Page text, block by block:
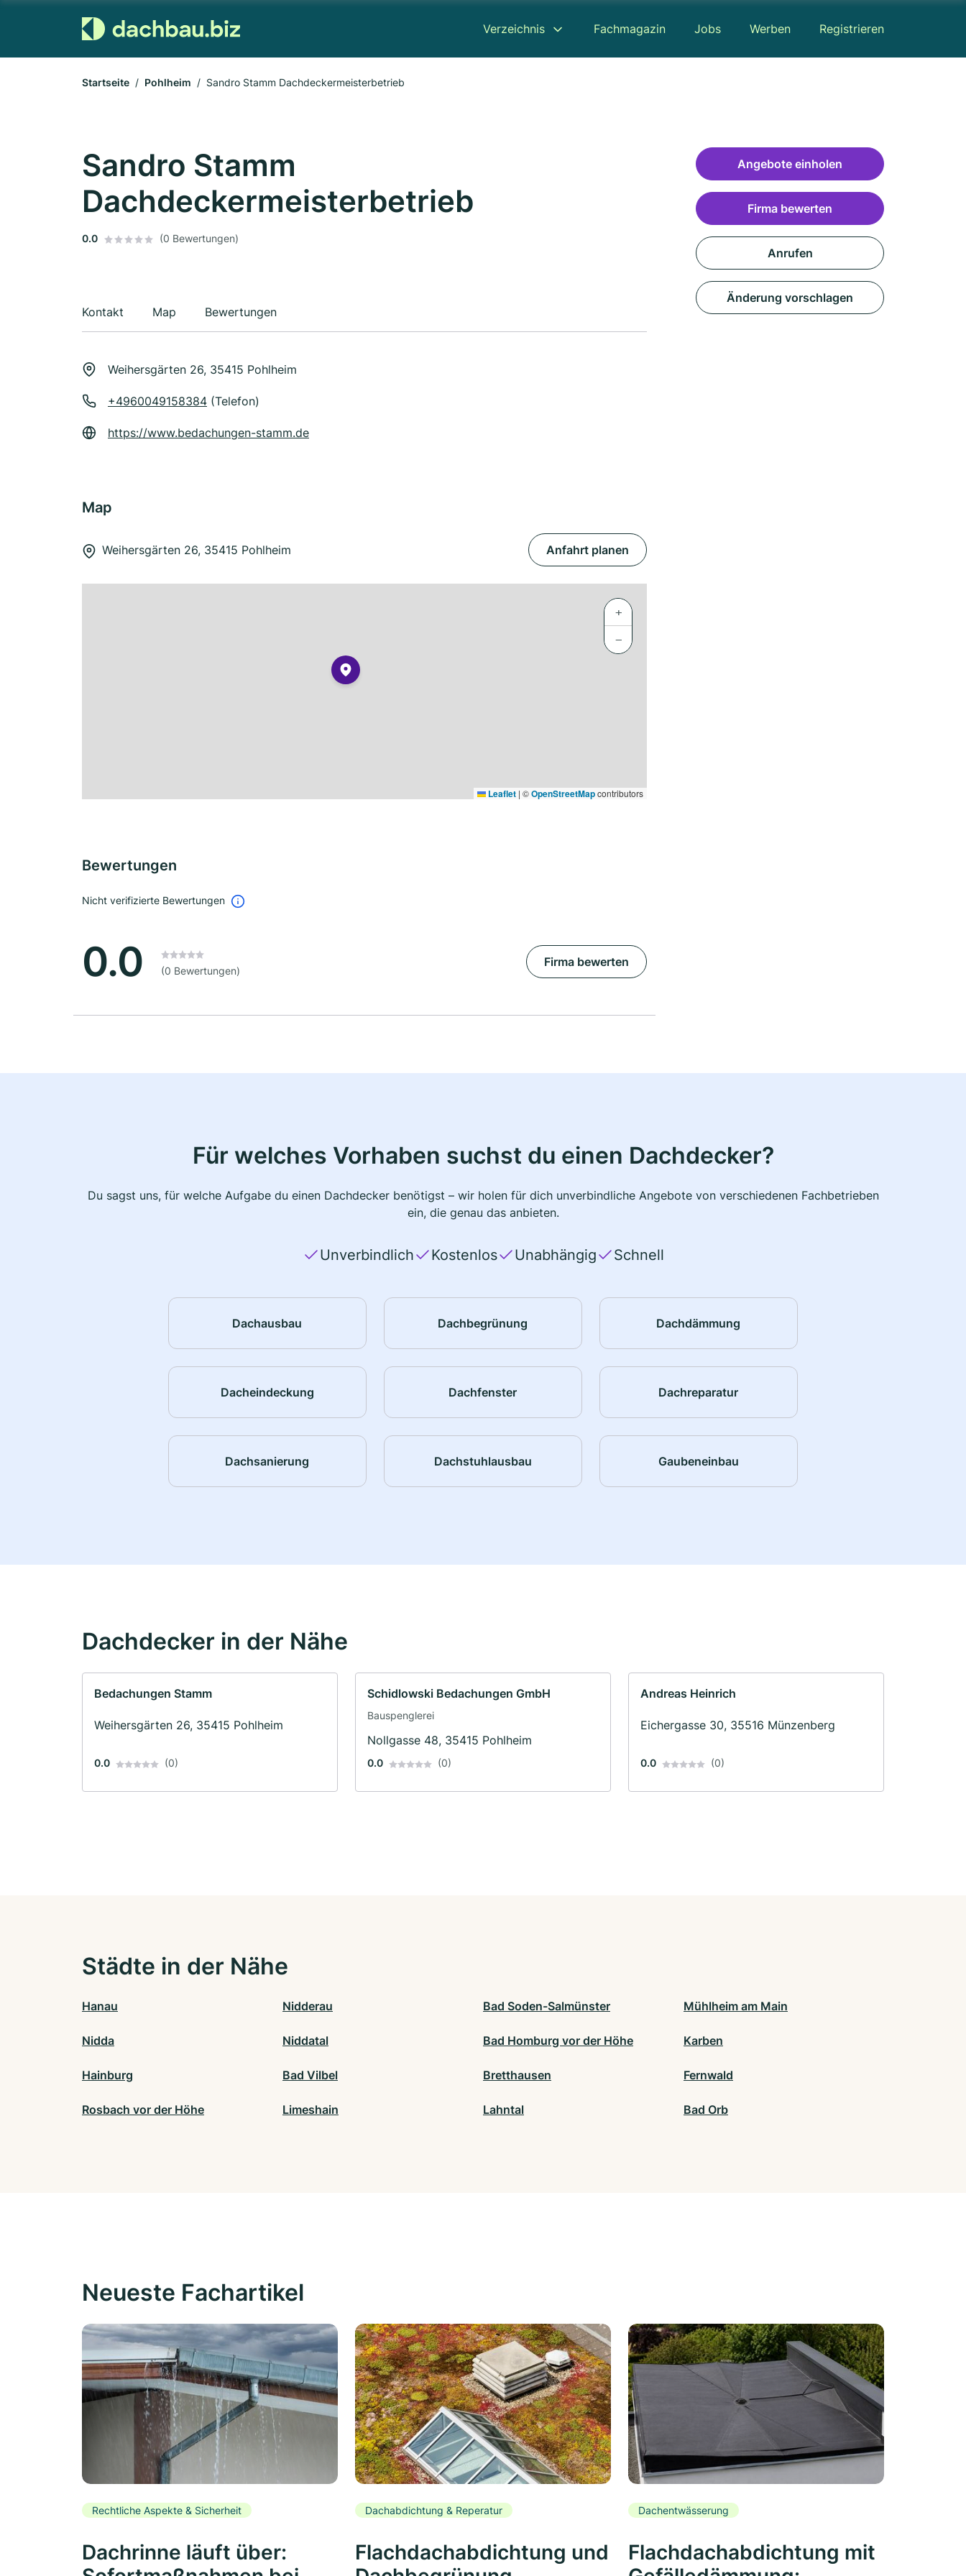
Verzeichnis Fachmagazin Jobs Werben Registrieren
Startseite Pohlheim Sandro Stamm Dachdeckermeisterbetrieb
Sandro Stamm
Dachdeckermeisterbetrieb
0.0 (0 Bewertungen)
Kontakt Map Bewertungen
Weihersgärten 26, 35415 Pohlheim
+4960049158384 (Telefon)
https://www.bedachungen-stamm.de
Map
Weihersgärten 26, 35415 Pohlheim Anfahrt planen
+
−
Leaflet | ©OpenStreetMapcontributors
Bewertungen
Nicht verifizierte Bewertungen
0.0 (0 Bewertungen)
Firma bewerten
Angebote einholen
Firma bewerten
Anrufen
Änderung vorschlagen
Für welches Vorhaben suchst du einen Dachdecker?
Du sagst uns, für welche Aufgabe du einen Dachdecker benötigst – wir holen für dich unverbindliche Angebote von verschiedenen Fachbetrieben
ein, die genau das anbieten.
Unverbindlich Kostenlos Unabhängig Schnell
Dachausbau Dachbegrünung Dachdämmung
Dacheindeckung Dachfenster Dachreparatur
Dachsanierung Dachstuhlausbau Gaubeneinbau
Dachdecker in der Nähe
Bedachungen Stamm
Weihersgärten 26, 35415 Pohlheim
0.0 (0)
Schidlowski Bedachungen GmbH
Bauspenglerei
Nollgasse 48, 35415 Pohlheim
0.0 (0)
Andreas Heinrich
Eichergasse 30, 35516 Münzenberg
0.0 (0)
Städte in der Nähe
Hanau Nidderau Bad Soden-Salmünster Mühlheim am Main
Nidda Niddatal Bad Homburg vor der Höhe Karben
Hainburg Bad Vilbel Bretthausen Fernwald
Rosbach vor der Höhe Limeshain Lahntal Bad Orb
Neueste Fachartikel
Rechtliche Aspekte & Sicherheit
Dachrinne läuft über:
Dachabdichtung & Reperatur
Flachdachabdichtung und
Dachentwässerung
Flachdachabdichtung mit